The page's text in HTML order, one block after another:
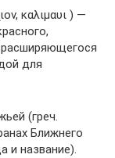
καλιμαυι ) —
для
(греч.
Ближнего
и название).